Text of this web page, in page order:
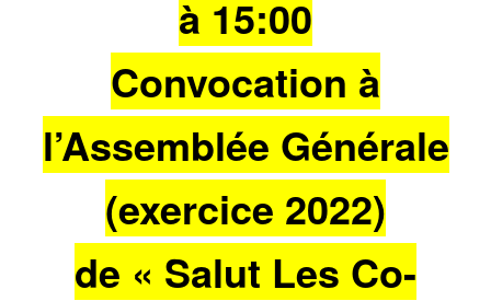
à 15:00
Convocation à
l’Assemblée Générale
(exercice 2022)
de « Salut Les Co-